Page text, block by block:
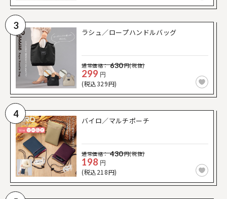
3
ラシュ／ロープハンドルバッグ
通常価格： 630円(税抜)
299 円
(税込329円)
4
バイロ／マルチポーチ
通常価格： 430円(税抜)
198 円
(税込218円)